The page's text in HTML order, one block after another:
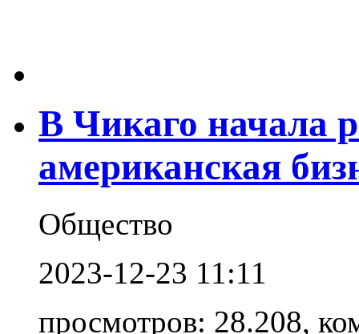
В Чикаго начала
американская
Общество
2023-12-23 11:11
просмотров: 28.208,